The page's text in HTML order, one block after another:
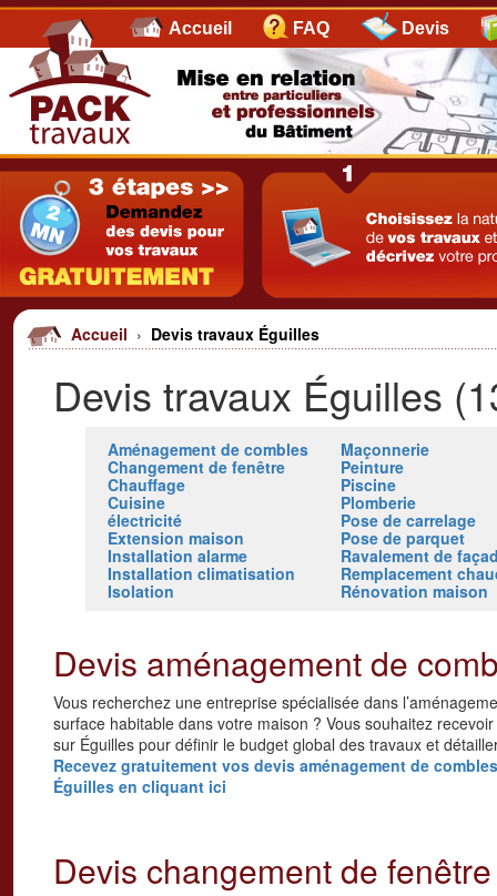
Accueil FAQ Devis
Accueil › Devis travaux Éguilles
Devis travaux Éguilles
Aménagement de combles
Changement de fenêtre
Chauffage
Cuisine
électricité
Extension maison
Installation alarme
Installation climatisation
Isolation
Maçonnerie
Peinture
Piscine
Plomberie
Pose de carrelage
Pose de parquet
Ravalement de
Remplacement
Rénovation maison
Devis aménagement de
Vous recherchez une entreprise spécialisée dans
surface habitable dans votre maison ? Vous souhaitez
sur Éguilles pour définir le budget global des travaux et
Recevez gratuitement vos devis aménagement de
Éguilles en cliquant ici
Devis changement de